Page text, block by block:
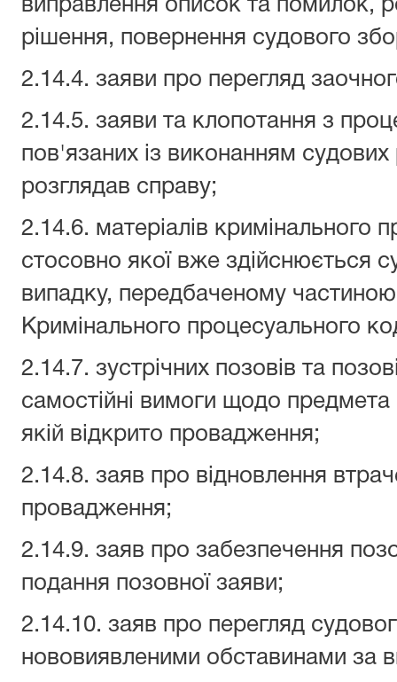
виправлення описок та помилок,
рішення, повернення судового
2.14.4. заяви про перегляд
2.14.5. заяви та клопотання з
пов'язаних із виконанням
розглядав справу;
2.14.6. матеріалів
стосовно якої вже здійснюється
випадку, передбаченому частиною
Кримінального процесуального
2.14.7. зустрічних позовів та
самостійні вимоги щодо предмета
якій відкрито провадження;
2.14.8. заяв про відновлення
провадження;
2.14.9. заяв про забезпечення
подання позовної заяви;
2.14.10. заяв про перегляд
нововиявленими обставинами за